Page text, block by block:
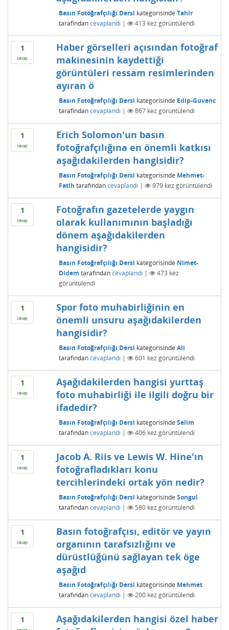
Basın Fotoğrafçılığı Dersi kategorisinde Tahir
tarafından cevaplandı | 413 kez görüntülendi
1
cevap
Haber görselleri açısından fotoğraf
makinesinin kaydettiği
görüntüleri ressam resimlerinden
ayıran ö
Basın Fotoğrafçılığı Dersi kategorisinde Edip-Guvenc
tarafından cevaplandı | 867kez görüntülendi
1
cevap
Erich Solomon'un basın
fotoğrafçılığına en önemli katkısı
aşağıdakilerden hangisidir?
Basın Fotoğrafçılığı Dersi kategorisinde Mehmet-
Fatih tarafından cevaplandı | 979kez görüntülendi
1
cevap
Fotoğrafın gazetelerde yaygın
olarak kullanımının başladığı
dönem aşağıdakilerden
hangisidir?
Basın Fotoğrafçılığı Dersi kategorisinde Nimet-
Didem tarafından cevaplandı | 473 kez
görüntülendi
1
cevap
Spor foto muhabirliğinin en
önemli unsuru aşağıdakilerden
hangisidir?
Basın Fotoğrafçılığı Dersi kategorisinde Ali
tarafından cevaplandı | 601 kez görüntülendi
1
cevap
Aşağıdakilerden hangisi yurttaş
foto muhabirliği ile ilgili doğru bir
ifadedir?
Basın Fotoğrafçılığı Dersi kategorisinde Selim
tarafından cevaplandı | 406kez görüntülendi
1
cevap
Jacob A. Riis ve Lewis W. Hine'ın
fotoğrafladıkları konu
tercihlerindeki ortak yön nedir?
Basın Fotoğrafçılığı Dersi kategorisinde Songul
tarafından cevaplandı | 580kez görüntülendi
1
cevap
Basın fotoğrafçısı, editör ve yayın
organının tarafsızlığını ve
dürüstlüğünü sağlayan tek öge
aşağıd
Basın Fotoğrafçılığı Dersi kategorisinde Mehmet
tarafından cevaplandı | 200kez görüntülendi
1
Aşağıdakilerden hangisi özel haber